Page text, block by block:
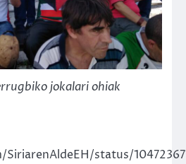
jokalari ohiak
status/